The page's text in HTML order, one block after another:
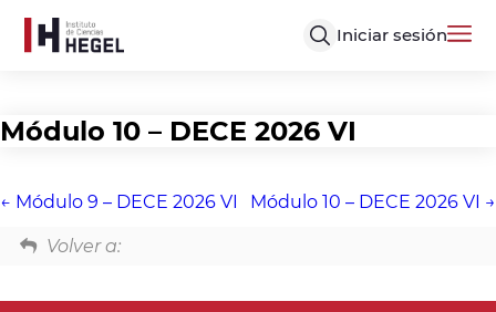
Iniciar sesión
Módulo 10 – DECE 2026 VI
Módulo 9 – DECE 2026 VI Módulo 10 – DECE 2026 VI
Volver a: